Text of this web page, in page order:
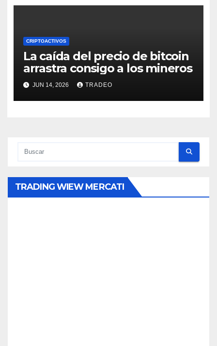
CRIPTOACTIVOS
La caída del precio de bitcoin
arrastra consigo a los mineros
JUN 14, 2026 TRADEO
TRADING WIEW MERCATI